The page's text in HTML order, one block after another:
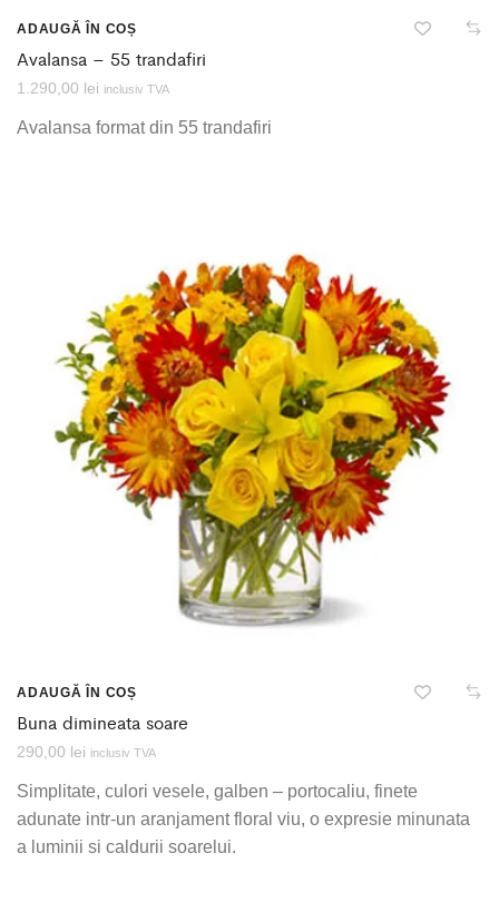
ADAUGĂ ÎN COȘ
Avalansa – 55 trandafiri
1.290,00 lei inclusiv TVA
Avalansa format din 55 trandafiri
ADAUGĂ ÎN COȘ
Buna dimineata soare
290,00 lei inclusiv TVA
Simplitate, culori vesele, galben – portocaliu, finete
adunate intr-un aranjament floral viu, o expresie minunata
a luminii si caldurii soarelui.